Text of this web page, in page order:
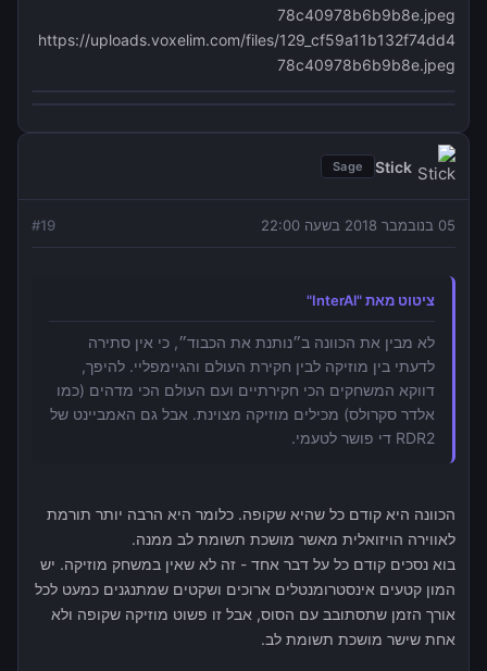
78c40978b6b9b8e.jpeg
https://uploads.voxelim.com/files/129_cf59a11b132f74dd4
78c40978b6b9b8e.jpeg
Stick
Sage
05 בנובמבר 2018 בשעה 22:00 #19
ציטוט מאת "InterAl"
לא מבין את הכוונה ב״נותנת את הכבוד״, כי אין סתירה
לדעתי בין מוזיקה לבין חקירת העולם והגיימפליי. להיפך,
דווקא המשחקים הכי חקירתיים ועם העולם הכי מדהים (כמו
אלדר סקרולס) מכילים מוזיקה מצוינת. אבל גם האמביינט של
RDR2 די פושר לטעמי.
הכוונה היא קודם כל שהיא שקופה. כלומר היא הרבה יותר תורמת
לאווירה הויזואלית מאשר מושכת תשומת לב ממנה.
בוא נסכים קודם כל על דבר אחד - זה לא שאין במשחק מוזיקה. יש
המון קטעים אינסטרומנטלים ארוכים ושקטים שמתנגנים כמעט לכל
אורך הזמן שתסתובב עם הסוס, אבל זו פשוט מוזיקה שקופה ולא
אחת שישר מושכת תשומת לב.